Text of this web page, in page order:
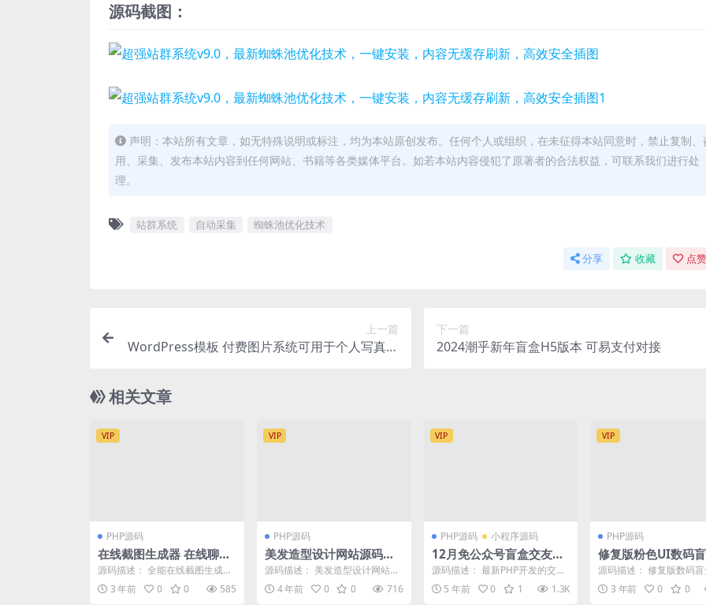
源码截图：
声明：本站所有文章，如无特殊说明或标注，均为本站原创发布。任何个人或组织，在未征得本站同意时，禁止复制、
用、采集、发布本站内容到任何网站、书籍等各类媒体平台。如若本站内容侵犯了原著者的合法权益，可联系我们进行处
理。
站群系统 自动采集 蜘蛛池优化技术
分享 收藏 点
上一篇
WordPress模板 付费图片系统可用于个人写真站
下一篇
2024潮乎新年盲盒H5版本 可易支付对接
相关文章
VIP
PHP源码
在线截图生成器 在线聊天
对话生成网站源码
源码描述： 全能在线截图生成器
工具网站源码，在线一键制作各
种截图生成， 包含生成...
3 年前 0 0 585
VIP
PHP源码
美发造型设计网站源码后
台简洁企业通过网络拓展
业务 v1.6.0
源码描述： 美发造型设计网站源
码是基于易优cms开发，非常适
合美发造型企业通过网...
4 年前 0 0 716
VIP
PHP源码 小程序源码
12月免公众号盲盒交友源
码-已集成sdk2.0-对接Z支
付及视频搭建教程
源码描述： 最新PHP开发的交友
盲盒系统源码，免微信公众号，
此款一元抽纸条盲盒交...
5 年前 0 1 1.3K
VIP
PHP源码
修复版粉色UI数码
美化版本/带前端
源码/内附搭建教程
源码描述： 修复版数码盲
比以前的版本，新增了新
首页弹窗 包邮件数设...
3 年前 0 0